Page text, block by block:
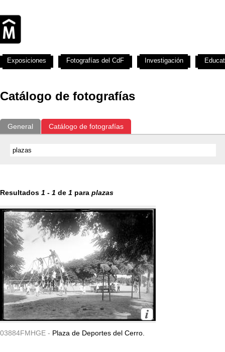
Catálogo de fotografías
General Catálogo de fotografías
Resultados 1 - 1 de 1 para plazas
03884FMHGE - Plaza de Deportes del Cerro.
Exposiciones Fotografías del CdF Investigación